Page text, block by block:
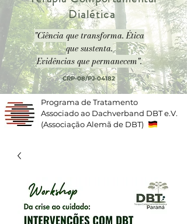
Dialética
"Ciência que transforma. Ética
que sustenta.
Evidências que permanecem".
CRP-08/PJ-04182
Programa de Tratamento
Associado ao Dachverband DBT e.V.
(Associação Alemã de DBT)